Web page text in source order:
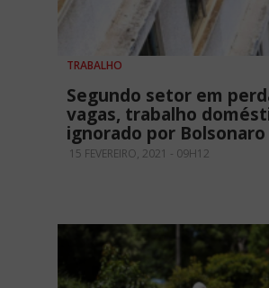
TRABALHO
Segundo setor em
vagas, trabalho
ignorado por Bolsonaro
15 FEVEREIRO, 2021 - 09H12